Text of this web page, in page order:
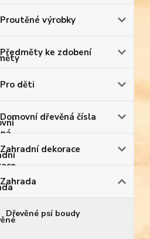
Proutěné výrobky
Předměty ke zdobení
Pro děti
Domovní dřevěná čísla
Zahradní dekorace
Zahrada
Dřevěné psí boudy